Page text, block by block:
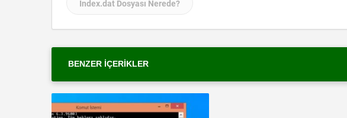
Index.dat Dosyası Nerede?
BENZER İÇERIKLER